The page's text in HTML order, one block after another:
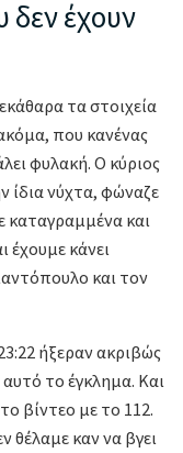
δεν έχουν
τα στοιχεία
που κανένας
φυλακή. Ο κύριος
ίδια νύχτα, φώναζε
καταγραμμένα και
έχουμε κάνει
και τον
ήξεραν ακριβώς
το έγκλημα. Και
βίντεο με το 112.
καν να βγει